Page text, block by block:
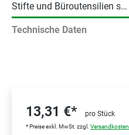
Stifte und Büroutensilien s…
Technische Daten
13,31 €* pro Stück
* Preise exkl. MwSt. zzgl. Versandkosten